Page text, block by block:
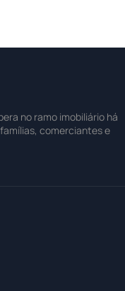
no ramo imobiliário há
comerciantes e